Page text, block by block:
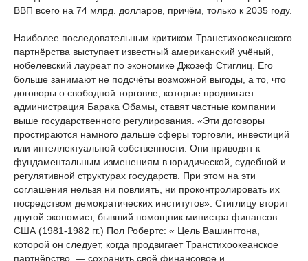
ВВП всего на 74 млрд. долларов, причём, только к 2035 году.
Наиболее последовательным критиком Транстихоокеанского
партнёрства выступает известный американский учёный,
нобелевский лауреат по экономике Джозеф Стиглиц. Его
больше занимают не подсчёты возможной выгоды, а то, что
договоры о свободной торговле, которые продвигает
администрация Барака Обамы, ставят частные компании
выше государственного регулирования. «Эти договоры
простираются намного дальше сферы торговли, инвестиций
или интеллектуальной собственности. Они приводят к
фундаментальным изменениям в юридической, судебной и
регулятивной структурах государств. При этом на эти
соглашения нельзя ни повлиять, ни проконтролировать их
посредством демократических институтов». Стиглицу вторит
другой экономист, бывший помощник министра финансов
США (1981-1982 гг.) Пол Робертс: « Цель Вашингтона,
которой он следует, когда продвигает Транстихоокеанское
партнёрство, — сохранить своё финансовое и